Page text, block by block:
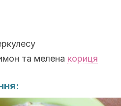
та мелена кориця